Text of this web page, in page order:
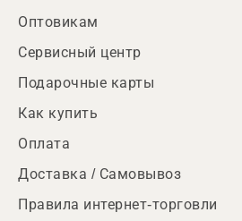
Оптовикам
Сервисный центр
Подарочные карты
Как купить
Оплата
Доставка / Самовывоз
Правила интернет-торговли